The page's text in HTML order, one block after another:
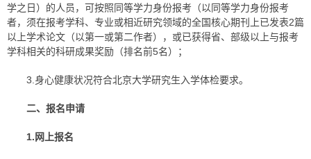
学之日）的人员，可按照同等学力身份报考（以同等学力身份报考
者，须在报考学科、专业或相近研究领域的全国核心期刊上已发表2篇
以上学术论文（以第一或第二作者），或已获得省、部级以上与报考
学科相关的科研成果奖励（排名前5名）；
3.身心健康状况符合北京大学研究生入学体检要求。
二、报名申请
1.网上报名